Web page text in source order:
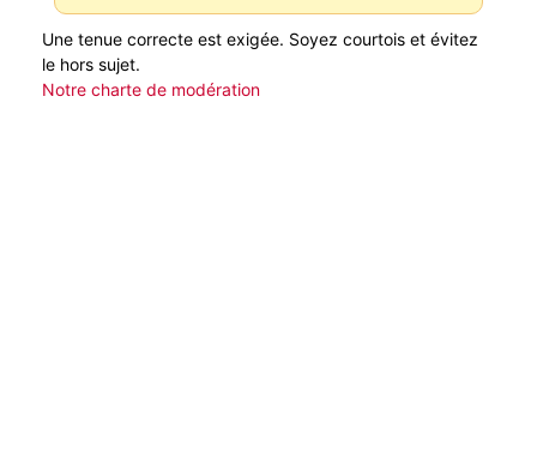
Une tenue correcte est exigée. Soyez courtois et évitez
le hors sujet.
Notre charte de modération